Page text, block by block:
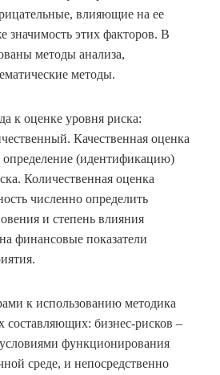
влияющие на ее
значимость этих факторов. В
методы анализа,
методы.
к оценке уровня риска:
Качественная оценка
определение (идентификацию)
Количественная оценка
численно определить
и степень влияния
финансовые показатели
к использованию методика
составляющих: бизнес-рисков –
функционирования
среде, и непосредственно